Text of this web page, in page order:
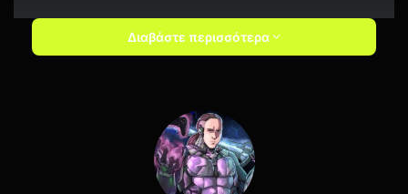
Διαβάστε περισσότερα